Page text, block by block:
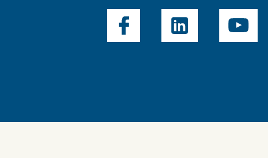
Social